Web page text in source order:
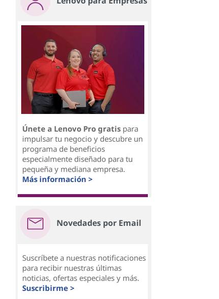
Únete a Lenovo Pro gratispara
impulsar tu negocio y descubre un
programa de beneficios
especialmente diseñado para tu
pequeña y mediana empresa.
Más información >
Novedades por Email
Suscríbete a nuestras notificaciones
para recibir nuestras últimas
noticias, ofertas especiales y más.
Suscribirme >